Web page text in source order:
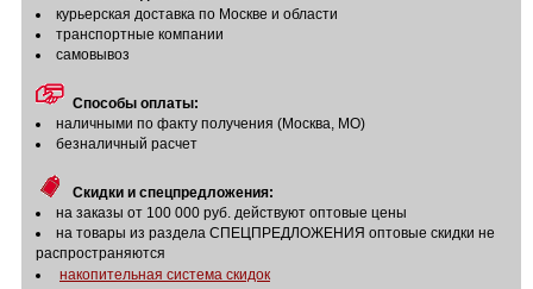
курьерская доставка по Москве и области
транспортные компании
самовывоз
Способы оплаты:
наличными по факту получения (Москва, МО)
безналичный расчет
Скидки и спецпредложения:
на заказы от 100 000 руб. действуют оптовые цены
на товары из раздела СПЕЦПРЕДЛОЖЕНИЯ оптовые скидки не
распространяются
накопительная система скидок